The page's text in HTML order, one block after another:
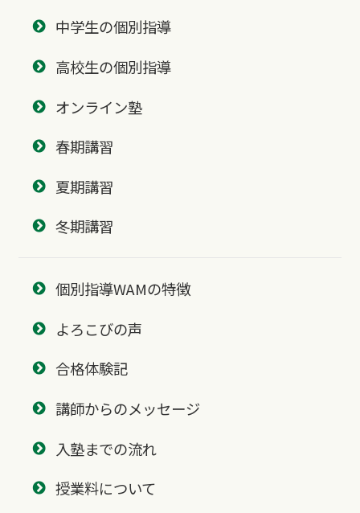
中学生の個別指導
高校生の個別指導
オンライン塾
春期講習
夏期講習
冬期講習
個別指導WAMの特徴
よろこびの声
合格体験記
講師からのメッセージ
入塾までの流れ
授業料について